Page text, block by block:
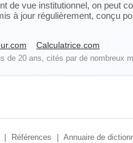
de vue institutionnel, on peut
à jour régulièrement, conçu
Calculatrice.com
de 20 ans, cités par de nombreux
Références Annuaire de